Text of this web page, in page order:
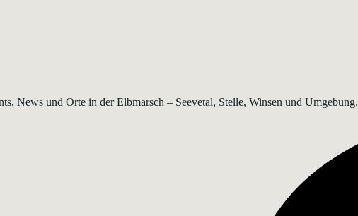
News und Orte in der Elbmarsch – Seevetal, Stelle, Winsen und Umgebung.